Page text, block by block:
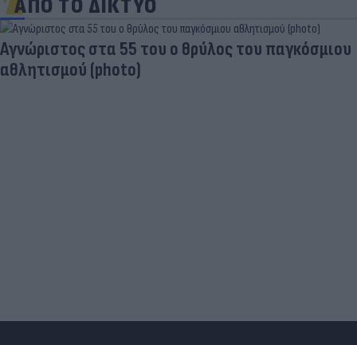
ΑΠΟ ΤΟ ΔΙΚΤΥΟ